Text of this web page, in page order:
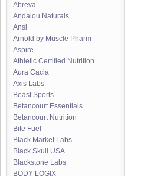
Abreva
Andalou Naturals
Ansi
Arnold by Muscle Pharm
Aspire
Athletic Certified Nutrition
Aura Cacia
Axis Labs
Beast Sports
Betancourt Essentials
Betancourt Nutrition
Bite Fuel
Black Market Labs
Black Skull USA
Blackstone Labs
BODY LOGIX